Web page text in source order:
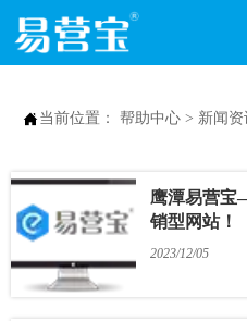
 当前位置： 帮助中心 > 新闻资
鹰潭易营
销型网站！
2023/12/05